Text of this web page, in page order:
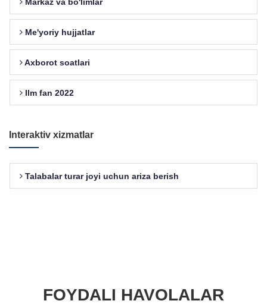
Me'yoriy hujjatlar
Axborot soatlari
Ilm fan 2022
Interaktiv xizmatlar
Talabalar turar joyi uchun ariza berish
FOYDALI HAVOLALAR